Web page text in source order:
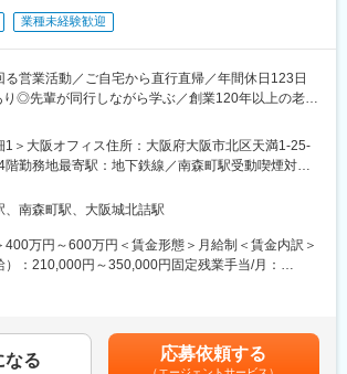
用品を製造している会社です。「人と社会に素晴ら
提供する」という経営理念に基づき、人と社会に向
ると考えています。
小林製薬の製品を見かけたことがあるのではないで
ている製品を愛媛小林で生産しており、その製品を
り上げることができる点が魅力です。
ながら業務を行います
力し合うため、わからないことは周りに聞き、フォ
のきれいな工場で、社員同士の仲もよく風通しが良
業種未経験歓迎
る営業活動／ご自宅から直行直帰／年間休日123日
り◎先輩が同行しながら学ぶ／創業120年以上の老舗
ラッグストア本部に対し、OTC医薬品の新商品提案
策の企画・提案営業をお任せします。
引先が主となりますが、新規先開拓も積極的に行
の企画・提案
ーとの商談・関係構築
1＞大阪オフィス住所：大阪府大阪市北区天満1-25-
階勤務地最寄駅：地下鉄線／南森町駅受動喫煙対
面禁煙＜勤務地詳細2＞全国住所：自宅から直行直帰
対策：屋内全面禁煙変更の範囲：無
、南森町駅、大阪城北詰駅
400万円～600万円＜賃金形態＞月給制＜賃金内訳＞
）：210,000円～350,000円固定残業手当/月：
あくまでも目安の金額であり、選考を通じて上下す
ります。■昇給：年1回（0.50％～1.00％）■賞与：
なる 応募依頼する